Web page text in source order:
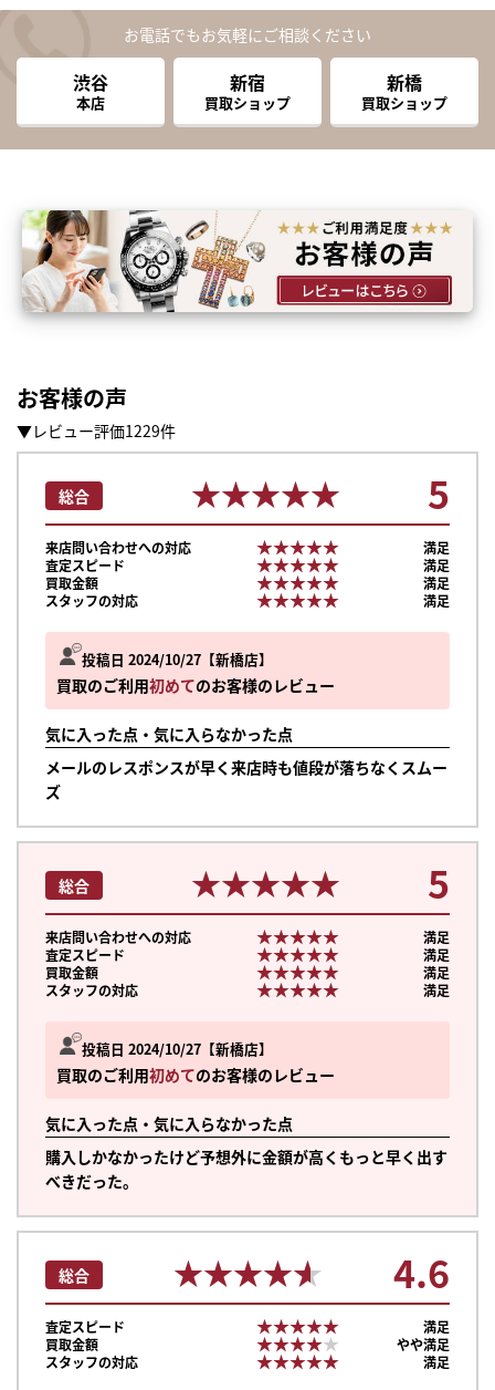
お電話でもお気軽にご相談ください
渋谷
本店
新宿
買取ショップ
新橋
買取ショップ
お客様の声
▼レビュー評価1229件
投稿日 2024/10/27 新橋店
買取のご利用初めてのお客様のレビュー
気に入った点・気に入らなかった点
メールのレスポンスが早く来店時も値段が落ちなくスムー
ズ
総合 ★★★★★
★★★★★ 5
来店問い合わせへの対応 ★★★★★
★★★★★
満足
査定スピード
★★★★★
★★★★★
満足
買取金額
★★★★★
★★★★★
満足
スタッフの対応
★★★★★
★★★★★ 満足
投稿日 2024/10/27 新橋店
買取のご利用初めてのお客様のレビュー
気に入った点・気に入らなかった点
購入しかなかったけど予想外に金額が高くもっと早く出す
べきだった。
総合 ★★★★★
★★★★★ 5
来店問い合わせへの対応 ★★★★★
★★★★★
満足
査定スピード
★★★★★
★★★★★
満足
買取金額
★★★★★
★★★★★
満足
スタッフの対応
★★★★★
★★★★★ 満足
総合 ★★★★★
★★★★★ 4.6
査定スピード ★★★★★
★★★★★
満足
買取金額
★★★★★
★★★★★
やや満足
スタッフの対応
★★★★★
★★★★★ 満足
まずは
かんたん30秒でお試し査定